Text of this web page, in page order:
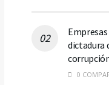
dictadura
0